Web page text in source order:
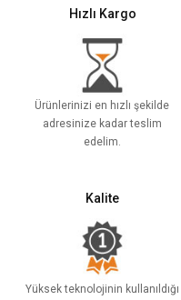
Hızlı Kargo
Ürünlerinizi en hızlı şekilde
adresinize kadar teslim
edelim.
Kalite
Yüksek teknolojinin kullanıldığı